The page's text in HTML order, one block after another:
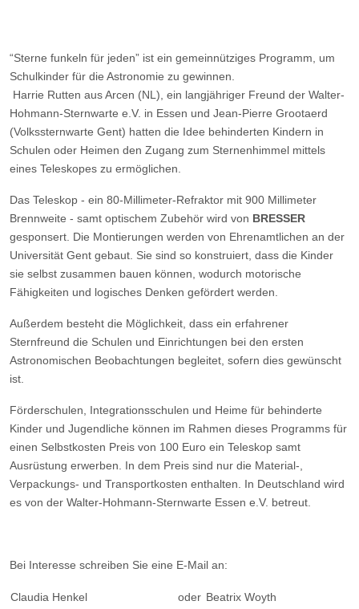
“Sterne funkeln für jeden” ist ein gemeinnütziges Programm, um
Schulkinder für die Astronomie zu gewinnen.
Harrie Rutten aus Arcen (NL), ein langjähriger Freund der Walter-
Hohmann-Sternwarte e.V. in Essen und Jean-Pierre Grootaerd
(Volkssternwarte Gent) hatten die Idee behinderten Kindern in
Schulen oder Heimen den Zugang zum Sternenhimmel mittels
eines Teleskopes zu ermöglichen.
Das Teleskop - ein 80-Millimeter-Refraktor mit 900 Millimeter
Brennweite - samt optischem Zubehör wird von BRESSER
gesponsert. Die Montierungen werden von Ehrenamtlichen an der
Universität Gent gebaut. Sie sind so konstruiert, dass die Kinder
sie selbst zusammen bauen können, wodurch motorische
Fähigkeiten und logisches Denken gefördert werden.
Außerdem besteht die Möglichkeit, dass ein erfahrener
Sternfreund die Schulen und Einrichtungen bei den ersten
Astronomischen Beobachtungen begleitet, sofern dies gewünscht
ist.
Förderschulen, Integrationsschulen und Heime für behinderte
Kinder und Jugendliche können im Rahmen dieses Programms für
einen Selbstkosten Preis von 100 Euro ein Teleskop samt
Ausrüstung erwerben. In dem Preis sind nur die Material-,
Verpackungs- und Transportkosten enthalten. In Deutschland wird
es von der Walter-Hohmann-Sternwarte Essen e.V. betreut.
Bei Interesse schreiben Sie eine E-Mail an:
Claudia Henkel oder Beatrix Woyth